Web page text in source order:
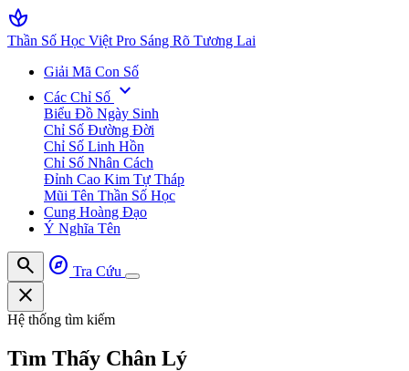
spa
Thần Số Học Việt Pro Sáng Rõ Tương Lai
Giải Mã Con Số
Các Chỉ Số expand_more
Biểu Đồ Ngày Sinh
Chỉ Số Đường Đời
Chỉ Số Linh Hồn
Chỉ Số Nhân Cách
Đỉnh Cao Kim Tự Tháp
Mũi Tên Thần Số Học
Cung Hoàng Đạo
Ý Nghĩa Tên
search explore Tra Cứu
close
Hệ thống tìm kiếm
Tìm Thấy Chân Lý